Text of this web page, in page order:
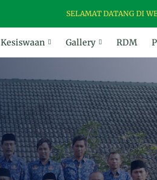
SELAMAT DATANG DI WEBSITE
Kesiswaan Gallery RDM